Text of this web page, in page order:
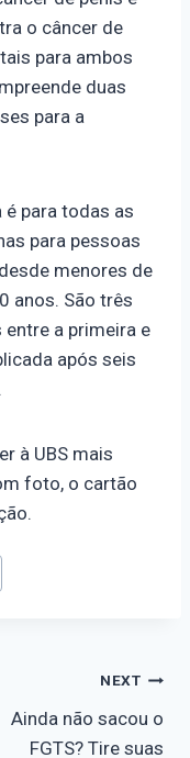
o câncer de
para ambos
duas
para a
é para todas as
para pessoas
menores de
anos. São três
a primeira e
após seis
à UBS mais
foto, o cartão
NEXT
Ainda não sacou o
FGTS? Tire suas